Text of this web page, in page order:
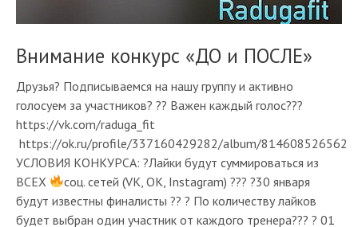
Внимание конкурс «ДО и ПОСЛЕ»
Друзья? Подписываемся на нашу группу и активно
голосуем за участников? ?? Важен каждый голос???
https://vk.com/raduga_fit
https://ok.ru/profile/337160429282/album/814608526562
УСЛОВИЯ КОНКУРСА: ?Лайки будут суммироваться из
ВСЕХ
соц. сетей (VK, OK, Instagram) ??? ?30 января
будут известны финалисты ?? ? По количеству лайков
будет выбран один участник от каждого тренера??? ? 01